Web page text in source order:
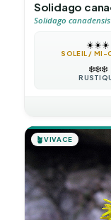
Solidago
Solidago canadensis
☀️☀️☀️
SOLEIL / MI-
❄️❄️❄️
🪴VIVACE